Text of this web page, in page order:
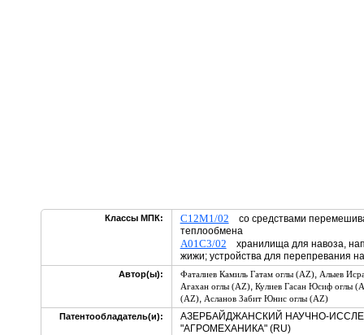
Классы МПК: C12M1/02 со средствами
теплообмена
A01C3/02 хранилища для навоза,
жижи; устройства для перепревания
Автор(ы): Фаталиев Камиль Гатам оглы (AZ), Алыев
Агахан оглы (AZ), Кулиев Гасан Юсиф оглы
(AZ), Асланов Забит Юнис оглы (AZ)
Патентообладатель(и):
АЗЕРБАЙДЖАНСКИЙ НАУЧНО-
"АГРОМЕХАНИКА" (RU)